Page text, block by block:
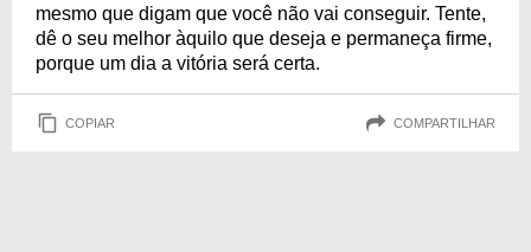
mesmo que digam que você não vai conseguir. Tente,
dê o seu melhor àquilo que deseja e permaneça firme,
porque um dia a vitória será certa.
COPIAR COMPARTILHAR